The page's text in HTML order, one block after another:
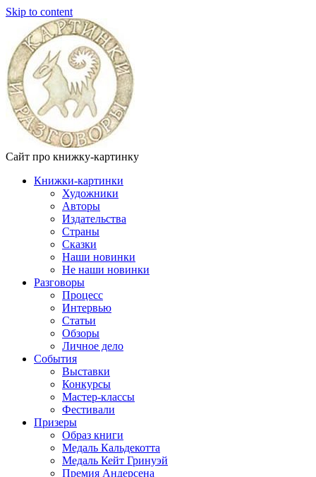
Skip to content
Сайт про книжку-картинку
Книжки-картинки
Художники
Авторы
Издательства
Страны
Сказки
Наши новинки
Не наши новинки
Разговоры
Процесс
Интервью
Статьи
Обзоры
Личное дело
События
Выставки
Конкурсы
Мастер-классы
Фестивали
Призеры
Образ книги
Медаль Кальдекотта
Медаль Кейт Гринуэй
Премия Андерсена